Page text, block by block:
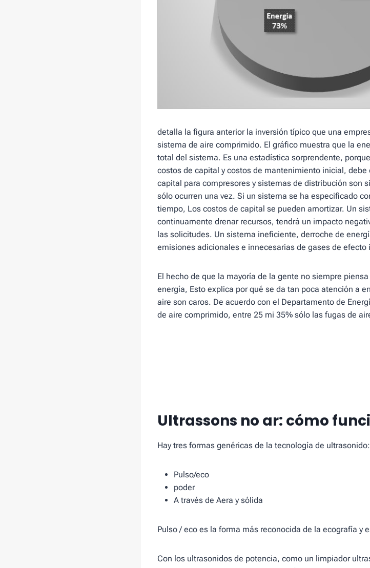
detalla la figura anterior la inversión típico que una
sistema de aire comprimido. El gráfico muestra que la
total del sistema. Es una estadística sorprendente,
costos de capital y costos de mantenimiento inicial, debe
capital para compresores y sistemas de distribución son
sólo ocurren una vez. Si un sistema se ha especificado
tiempo, Los costos de capital se pueden amortizar. Un
continuamente drenar recursos, tendrá un impacto
las solicitudes. Un sistema ineficiente, derroche de
emisiones adicionales e innecesarias de gases de efecto
El hecho de que la mayoría de la gente no siempre
energía, Esto explica por qué se da tan poca atención a
aire son caros. De acuerdo con el Departamento de
de aire comprimido, entre 25 mi 35% sólo las fugas de
Ultrassons no ar: cómo
Hay tres formas genéricas de la tecnología de ultrasonido:
Pulso/eco
poder
A través de Aera y sólida
Pulso / eco es la forma más reconocida de la ecografía y
Con los ultrasonidos de potencia, como un limpiador